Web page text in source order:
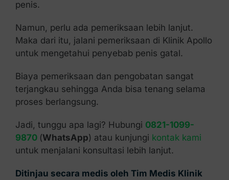
penis.
Namun, perlu ada pemeriksaan lebih lanjut.
Maka dari itu, jalani pemeriksaan di Klinik Apollo
untuk mengetahui penyebab penis gatal.
Biaya pemeriksaan dan pengobatan sangat
terjangkau sehingga Anda bisa tenang selama
proses berlangsung.
Jadi, tunggu apa lagi? Hubungi 0821-1099-
9870 (WhatsApp) atau kunjungi kontak kami
untuk menjalani konsultasi lebih lanjut.
Ditinjau secara medis oleh Tim Medis Klinik